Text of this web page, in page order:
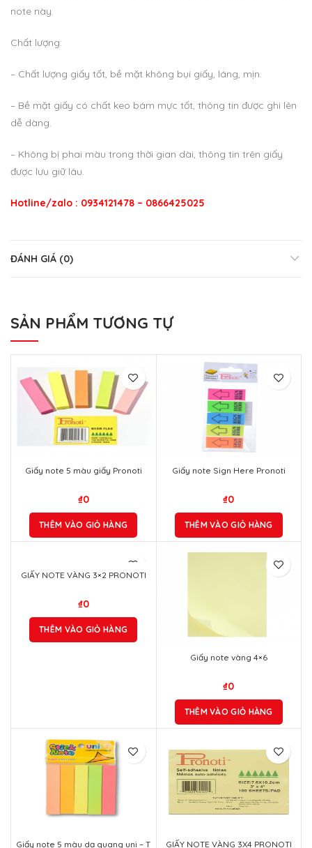
note này.
Chất lượng:
– Chất lượng giấy tốt, bề mặt không bụi giấy, láng, mịn.
– Bề mặt giấy có chất keo bám mực tốt, thông tin được ghi lên
dễ dàng.
– Không bị phai màu trong thời gian dài, thông tin trên giấy
được lưu giữ lâu.
Hotline/zalo : 0934121478 – 0866425025
ĐÁNH GIÁ (0)
SẢN PHẨM TƯƠNG TỰ
Giấy note 5 màu giấy Pronoti
₫0
THÊM VÀO GIỎ HÀNG
Giấy note Sign Here Pronoti
₫0
THÊM VÀO GIỎ HÀNG
GIẤY NOTE VÀNG 3×2 PRONOTI
₫0
THÊM VÀO GIỎ HÀNG
Giấy note vàng 4×6
₫0
THÊM VÀO GIỎ HÀNG
Giấy note 5 màu dạ quang uni – T GIẤY NOTE VÀNG 3X4 PRONOTI